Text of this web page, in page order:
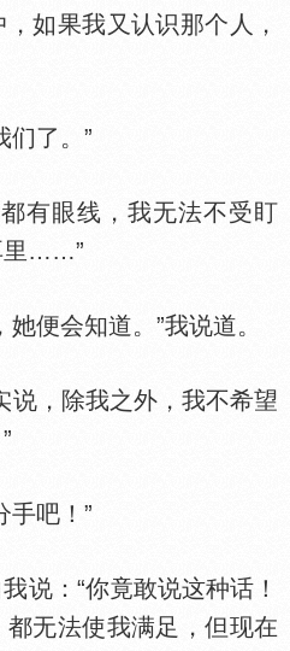
如果我又认识那个人，
了。”
都有眼线，我无法不受盯
里……”
便会知道。”我说道。
，除我之外，我不希望
吧！”
：“你竟敢说这种话！
无法使我满足，但现在